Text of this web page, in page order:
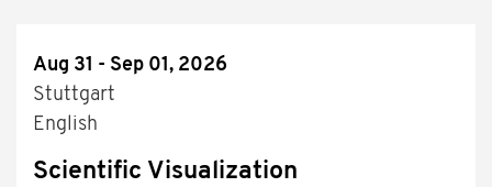
Aug 31 - Sep 01, 2026
Stuttgart
English
Scientific Visualization